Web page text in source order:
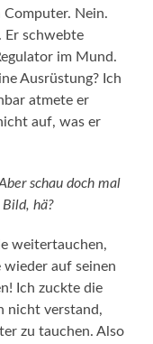
Nein.
Er schwebte
im Mund.
Ausrüstung? Ich
atmete er
auf, was er
schau doch mal
hä?
weitertauchen,
auf seinen
Ich zuckte die
nicht verstand,
zu tauchen. Also